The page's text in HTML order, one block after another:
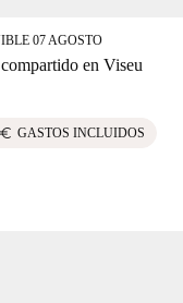
07 AGOSTO
en Viseu
euro GASTOS INCLUIDOS